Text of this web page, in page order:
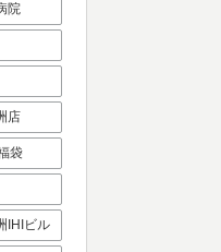
院
店
袋
IHIビル